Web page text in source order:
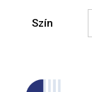
Szín